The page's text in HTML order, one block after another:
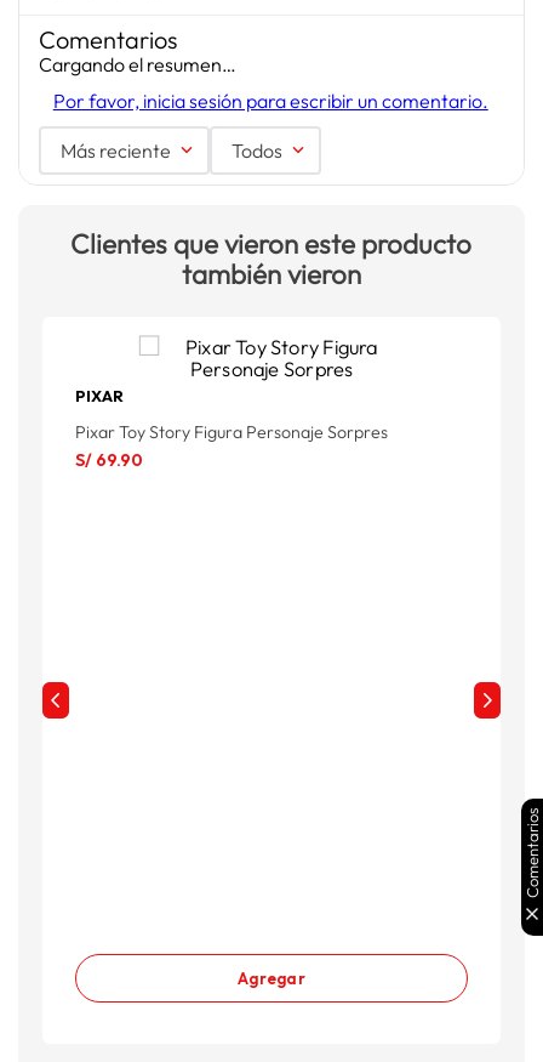
Comentarios
Cargando el resumen…
Por favor, inicia sesión para escribir un comentario.
Más reciente Todos
Clientes que vieron este producto
también vieron
PIXAR
Pixar Toy Story Figura Personaje Sorpres
S/ 69.90
Agregar
Comentarios